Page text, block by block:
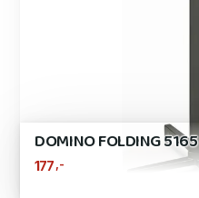
DOMINO FOLDING 5165
177 ,-